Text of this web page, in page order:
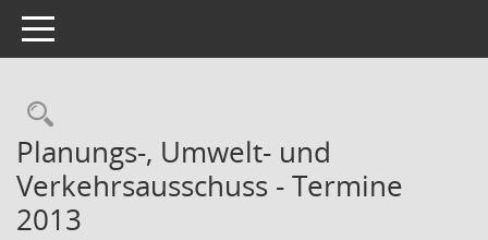
Toggle navigation
Rechercheauswahl
Planungs-, Umwelt- und
Verkehrsausschuss - Termine
2013